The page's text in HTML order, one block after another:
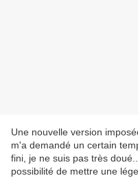
Une nouvelle version
m'a demandé un certain
fini, je ne suis pas très
possibilité de mettre une